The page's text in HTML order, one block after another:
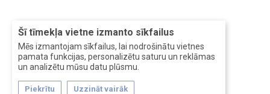
Šī tīmekļa vietne izmanto sīkfailus
Mēs izmantojam sīkfailus, lai nodrošinātu vietnes
pamata funkcijas, personalizētu saturu un reklāmas
un analizētu mūsu datu plūsmu.
Piekrītu Uzzināt vairāk